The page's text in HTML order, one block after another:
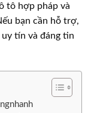
tô hợp pháp và
bạn cần hỗ trợ,
tín và đáng tin